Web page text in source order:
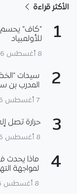
الأكثر قراءة
1
“كاف”
للأولمبياد
8 أغسطس 2026
2
سيدات
المدرب بن
7 أغسطس 2026
3 حرارة تصل إلى 45 درجة.. تحذير من
8 أغسطس 2026
4
ماذا يحدث
لمواجهة
8 أغسطس 2026